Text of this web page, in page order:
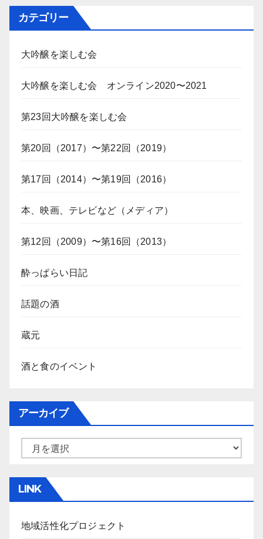
カテゴリー
大吟醸を楽しむ会
大吟醸を楽しむ会 オンライン2020〜2021
第23回大吟醸を楽しむ会
第20回（2017）〜第22回（2019）
第17回（2014）〜第19回（2016）
本、映画、テレビなど（メディア）
第12回（2009）〜第16回（2013）
酔っぱらい日記
話題の酒
蔵元
酒と食のイベント
アーカイブ
LINK
地域活性化プロジェクト